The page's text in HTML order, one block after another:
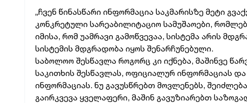
„ჩვენ წინასწარი ინფორმაცია საკმარისზე მეტი
კონკრეტული სარეაბილიტაციო სამუშაოები,
იმისა, რომ უამრავი გამოწვევაა, სისტემა არის
სისტემის მდგრადობა იყოს შენარჩუნებული.
საბოლოო შესწავლა როგორც კი იქნება, მაშინვე
საკითხის შესწავლას, ოფიციალურ ინფორმაციას
ინფორმაციას. ნუ გავუსწრებთ მოვლენებს,
გაირკვევა ყველაფერი, მაშინ გავუზიარებთ